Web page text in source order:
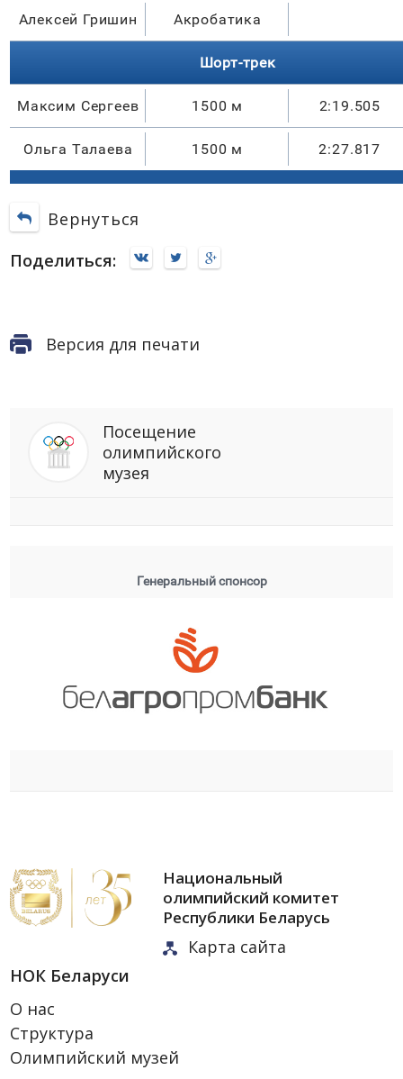
Алексей Гришин Акробатика
Шорт-трек
Максим Сергеев 1500 м 2:19.505
Ольга Талаева 1500 м 2:27.817
Вернуться
Поделиться:
Версия для печати
Посещение
олимпийского
музея
Генеральный спонсор
Национальный
олимпийский комитет
Республики Беларусь
Карта сайта
НОК Беларуси
О нас
Структура
Олимпийский музей